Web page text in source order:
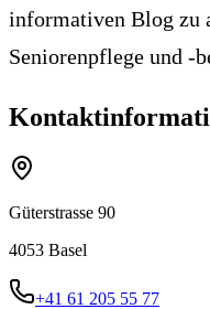
informativen Blog zu
Seniorenpflege und -
Güterstrasse 90
4053 Basel
+41 61 205 55 77